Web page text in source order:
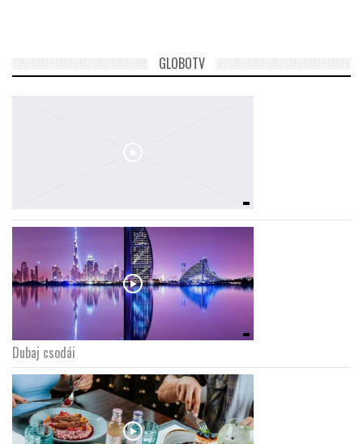
GLOBOTV
Dubaj csodái